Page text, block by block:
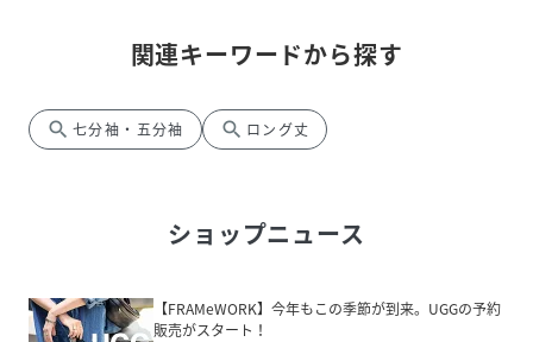
関連キーワードから探す
search 七分袖・五分袖 search ロング丈
ショップニュース
【FRAMeWORK】今年もこの季節が到来。UGGの予約
販売がスタート！